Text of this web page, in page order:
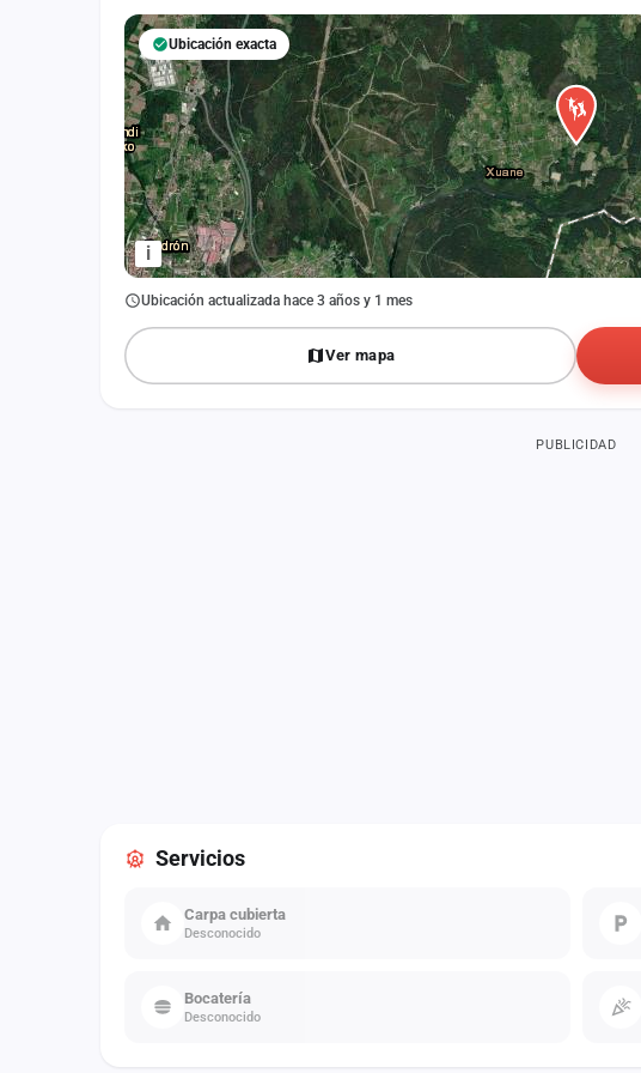
i
Ubicación exacta
Ubicación actualizada hace 3 años y 1 mes
Ver mapa
PUBLICIDAD
Servicios
Carpa cubierta
Desconocido
Bocatería
Desconocido
Iniciar sesión
Crear cuenta
Administración